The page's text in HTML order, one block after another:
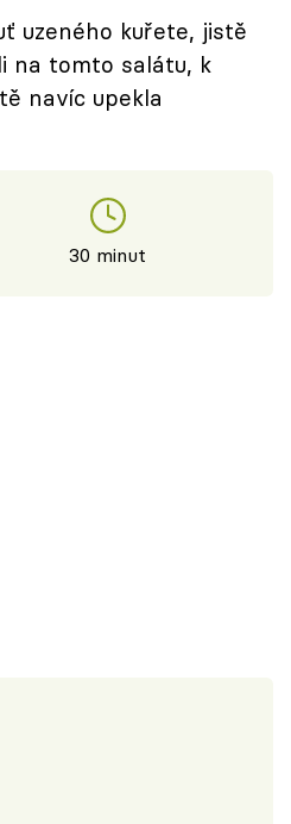
uzeného kuřete, jistě
na tomto salátu, k
navíc upekla
30 minut